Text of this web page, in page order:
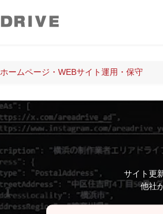
ホームページ・WEBサイト運用・保守
サイト更
他社